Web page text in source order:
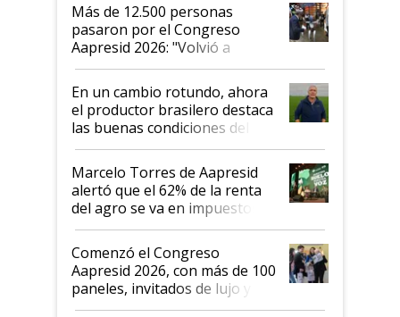
Más de 12.500 personas
pasaron por el Congreso
Aapresid 2026: "Volvió a
demostrar que hablar del
suelo es hablar de todo el
sistema productivo"
En un cambio rotundo, ahora
el productor brasilero destaca
las buenas condiciones del
agro argentino para invertir:
"Los veo más motivados"
Marcelo Torres de Aapresid
alertó que el 62% de la renta
del agro se va en impuestos:
"No es bueno que en
Argentina se sigan discutiendo
las mismas cosas de hace 50
años"
Comenzó el Congreso
Aapresid 2026, con más de 100
paneles, invitados de lujo y
todas las tendencias